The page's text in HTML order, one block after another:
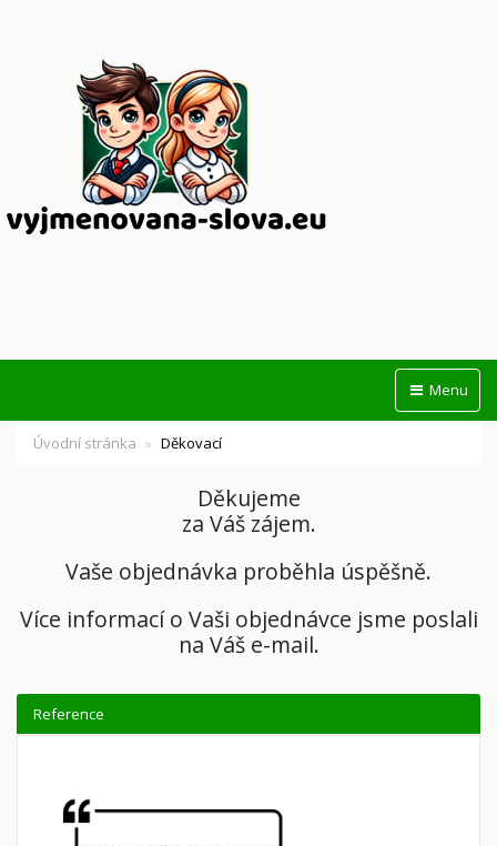
Menu
Úvodní stránka Děkovací
Děkujeme
za Váš zájem.
Vaše objednávka proběhla úspěšně.
Více informací o Vaši objednávce jsme poslali
na Váš e-mail.
Reference